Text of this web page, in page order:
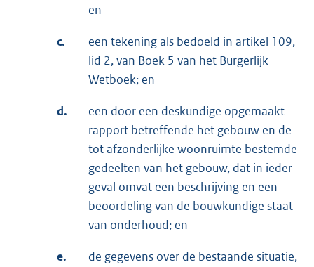
en
c.
een tekening als bedoeld in artikel 109,
lid 2, van Boek 5 van het Burgerlijk
Wetboek; en
d.
een door een deskundige opgemaakt
rapport betreffende het gebouw en de
tot afzonderlijke woonruimte bestemde
gedeelten van het gebouw, dat in ieder
geval omvat een beschrijving en een
beoordeling van de bouwkundige staat
van onderhoud; en
e.
de gegevens over de bestaande situatie,